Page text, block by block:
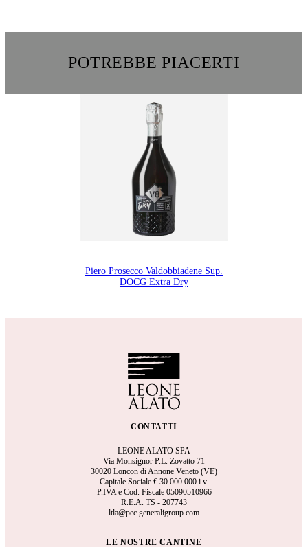
POTREBBE PIACERTI
Piero Prosecco Valdobbiadene Sup.
DOCG Extra Dry
CONTATTI
LEONE ALATO SPA
Via Monsignor P.L. Zovatto 71
30020 Loncon di Annone Veneto (VE)
Capitale Sociale € 30.000.000 i.v.
P.IVA e Cod. Fiscale 05090510966
R.E.A. TS - 207743
ltla@pec.generaligroup.com
LE NOSTRE CANTINE